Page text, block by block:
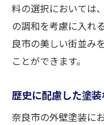
料の選択においては
の調和を考慮に入れ
良市の美しい街並み
ことができます。
歴史に配慮した塗
奈良市の外壁塗装に